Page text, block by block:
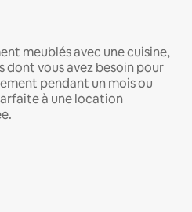
meublés avec une cuisine,
dont vous avez besoin pour
pendant un mois ou
à une location